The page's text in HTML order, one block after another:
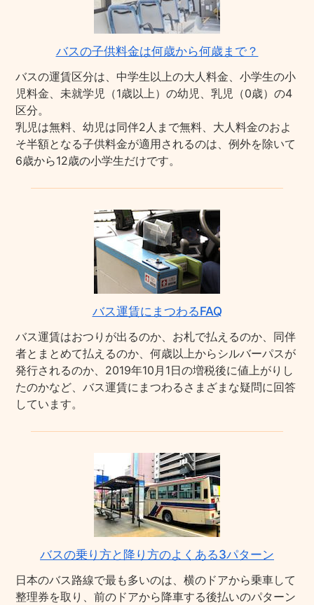
バスの子供料金は何歳から何歳まで？
バスの運賃区分は、中学生以上の大人料金、小学生の小
児料金、未就学児（1歳以上）の幼児、乳児（0歳）の4
区分。
乳児は無料、幼児は同伴2人まで無料、大人料金のおよ
そ半額となる子供料金が適用されるのは、例外を除いて
6歳から12歳の小学生だけです。
バス運賃にまつわるFAQ
バス運賃はおつりが出るのか、お札で払えるのか、同伴
者とまとめて払えるのか、何歳以上からシルバーパスが
発行されるのか、2019年10月1日の増税後に値上がりし
たのかなど、バス運賃にまつわるさまざまな疑問に回答
しています。
バスの乗り方と降り方のよくある3パターン
日本のバス路線で最も多いのは、横のドアから乗車して
整理券を取り、前のドアから降車する後払いのパターン